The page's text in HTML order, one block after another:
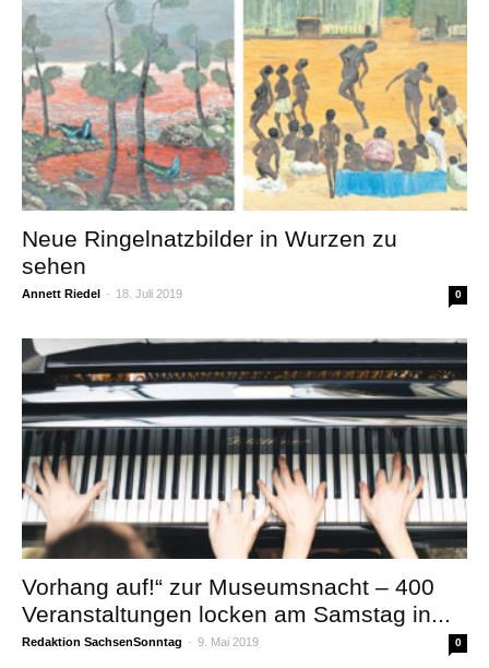
Neue Ringelnatzbilder in Wurzen zu
sehen
Annett Riedel - 18. Juli 2019 0
Vorhang auf!“ zur Museumsnacht – 400
Veranstaltungen locken am Samstag in...
Redaktion SachsenSonntag - 9. Mai 2019 0